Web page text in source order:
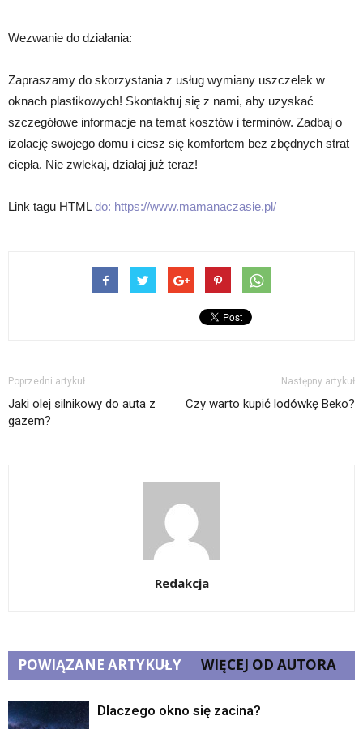
Wezwanie do działania:
Zapraszamy do skorzystania z usług wymiany uszczelek w
oknach plastikowych! Skontaktuj się z nami, aby uzyskać
szczegółowe informacje na temat kosztów i terminów. Zadbaj o
izolację swojego domu i ciesz się komfortem bez zbędnych strat
ciepła. Nie zwlekaj, działaj już teraz!
Link tagu HTMLdo: https://www.mamanaczasie.pl/
Poprzedni artykuł
Jaki olej silnikowy do auta z
gazem?
Następny artykuł
Czy warto kupić lodówkę Beko?
Redakcja
POWIĄZANE ARTYKUŁY WIĘCEJ OD AUTORA
Dlaczego okno się zacina?